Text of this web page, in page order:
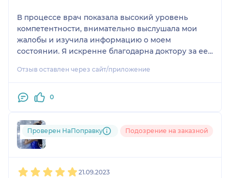
В процессе врач показала высокий уровень
компетентности, внимательно выслушала мои
жалобы и изучила информацию о моем
состоянии. Я искренне благодарна доктору за ее
что создало комфортную атмосферу для
Большое спасибо за Вашу работу!
Отзыв оставлен через сайт/приложение
0
Ирина
Проверен НаПоправку Подозрение на заказной
21.09.2023